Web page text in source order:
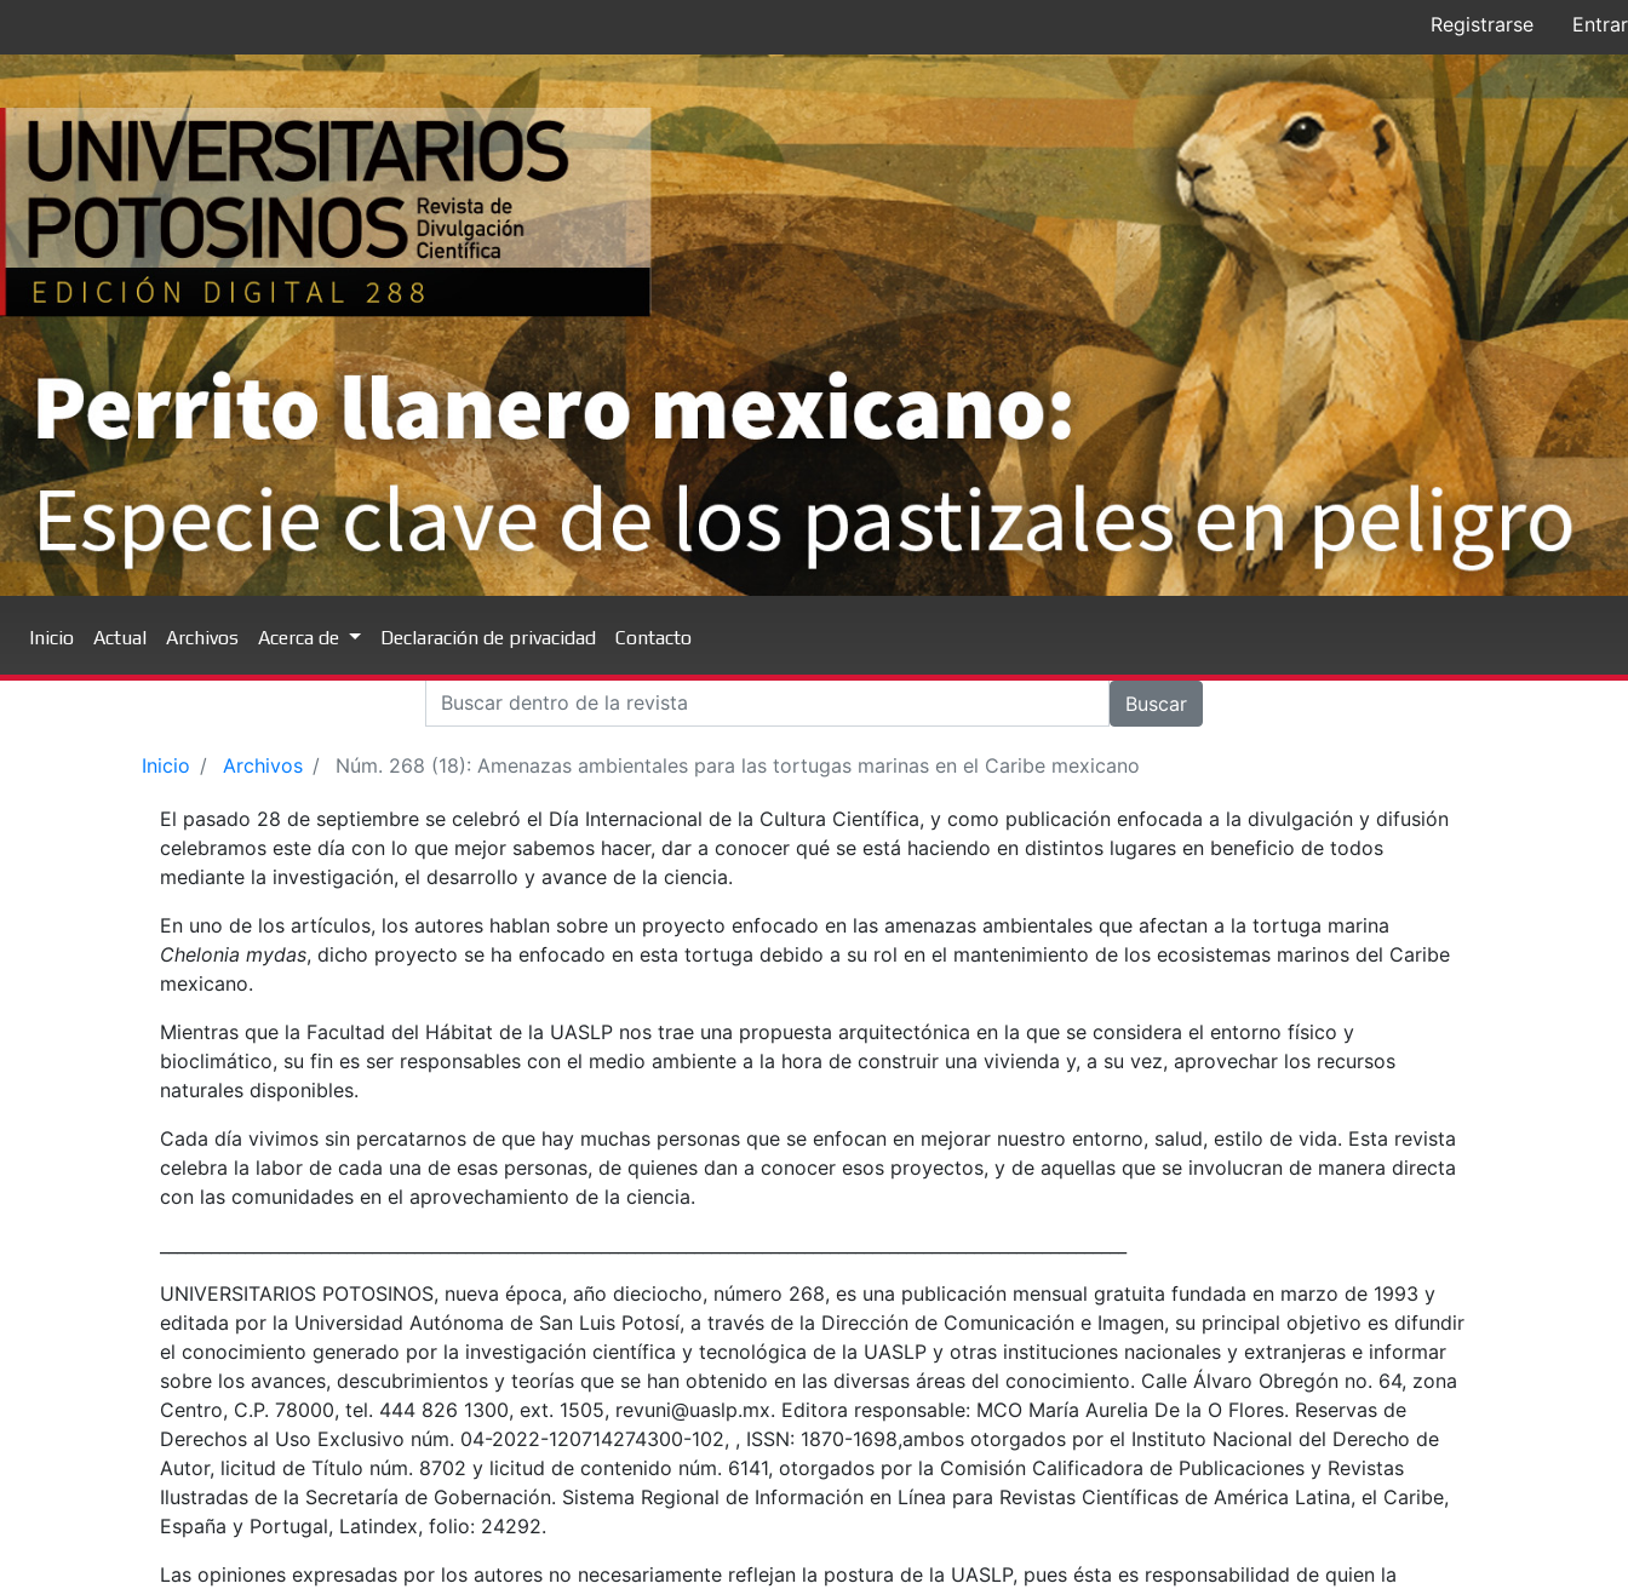
Registrarse Entrar
Inicio Actual Archivos Acerca de Declaración de privacidad Contacto
Buscar
Inicio Archivos Núm. 268 (18): Amenazas ambientales para las tortugas marinas en el Caribe mexicano
El pasado 28 de septiembre se celebró el Día Internacional de la Cultura Científica, y como publicación enfocada a la divulgación y difusión
celebramos este día con lo que mejor sabemos hacer, dar a conocer qué se está haciendo en distintos lugares en beneficio de todos
mediante la investigación, el desarrollo y avance de la ciencia.
En uno de los artículos, los autores hablan sobre un proyecto enfocado en las amenazas ambientales que afectan a la tortuga marina
Chelonia mydas, dicho proyecto se ha enfocado en esta tortuga debido a su rol en el mantenimiento de los ecosistemas marinos del Caribe
mexicano.
Mientras que la Facultad del Hábitat de la UASLP nos trae una propuesta arquitectónica en la que se considera el entorno físico y
bioclimático, su fin es ser responsables con el medio ambiente a la hora de construir una vivienda y, a su vez, aprovechar los recursos
naturales disponibles.
Cada día vivimos sin percatarnos de que hay muchas personas que se enfocan en mejorar nuestro entorno, salud, estilo de vida. Esta revista
celebra la labor de cada una de esas personas, de quienes dan a conocer esos proyectos, y de aquellas que se involucran de manera directa
con las comunidades en el aprovechamiento de la ciencia.
UNIVERSITARIOS POTOSINOS, nueva época, año dieciocho, número 268, es una publicación mensual gratuita fundada en marzo de 1993 y
editada por la Universidad Autónoma de San Luis Potosí, a través de la Dirección de Comunicación e Imagen, su principal objetivo es difundir
el conocimiento generado por la investigación científica y tecnológica de la UASLP y otras instituciones nacionales y extranjeras e informar
sobre los avances, descubrimientos y teorías que se han obtenido en las diversas áreas del conocimiento. Calle Álvaro Obregón no. 64, zona
Centro, C.P. 78000, tel. 444 826 1300, ext. 1505, revuni@uaslp.mx. Editora responsable: MCO María Aurelia De la O Flores. Reservas de
Derechos al Uso Exclusivo núm. 04-2022-120714274300-102, , ISSN: 1870-1698,ambos otorgados por el Instituto Nacional del Derecho de
Autor, licitud de Título núm. 8702 y licitud de contenido núm. 6141, otorgados por la Comisión Calificadora de Publicaciones y Revistas
Ilustradas de la Secretaría de Gobernación. Sistema Regional de Información en Línea para Revistas Científicas de América Latina, el Caribe,
España y Portugal, Latindex, folio: 24292.
Las opiniones expresadas por los autores no necesariamente reflejan la postura de la UASLP, pues ésta es responsabilidad de quien la